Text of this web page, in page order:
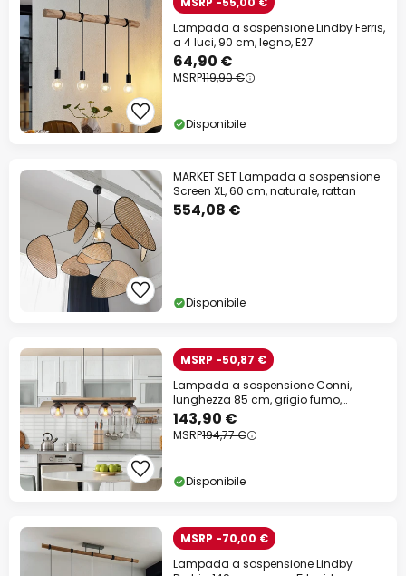
Lampada a sospensione Lindby Ferris,
a 4 luci, 90 cm, legno, E27
64,90 €
MSRP119,90 €
Disponibile
MARKET SET Lampada a sospensione
Screen XL, 60 cm, naturale, rattan
554,08 €
Disponibile
MSRP -50,87 €
Lampada a sospensione Conni,
lunghezza 85 cm, grigio fumo,
legno/vetro, a 4
143,90 €
MSRP194,77 €
Disponibile
MSRP -70,00 €
Lampada a sospensione Lindby